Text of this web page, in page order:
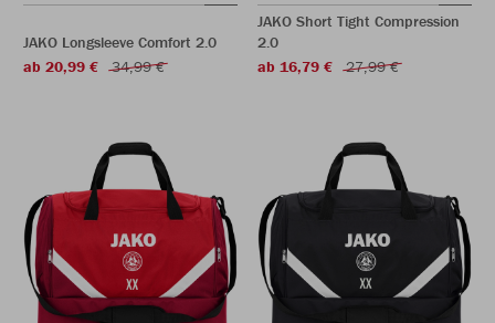
JAKO Longsleeve Comfort 2.0
ab 20,99 €
34,99 €
JAKO Short Tight Compression
2.0
ab 16,79 €
27,99 €